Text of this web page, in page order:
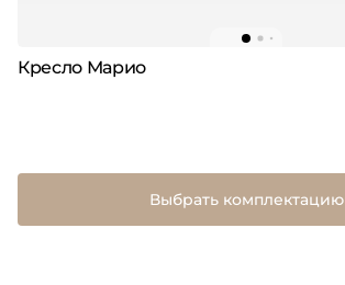
Кресло Марио
Выбрать комплектацию